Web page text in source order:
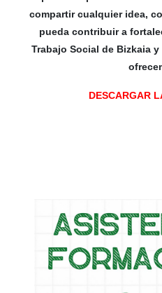
compartir cualquier idea,
pueda contribuir a
Trabajo Social de Bizkaia
DESCARGAR